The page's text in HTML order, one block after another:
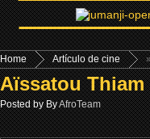
Home Artículo de cine
Aïssatou Thiam
Posted by ByAfroTeam